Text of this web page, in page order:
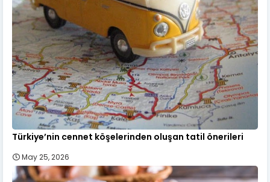
Türkiye’nin cennet köşelerinden oluşan tatil önerileri
May 25, 2026